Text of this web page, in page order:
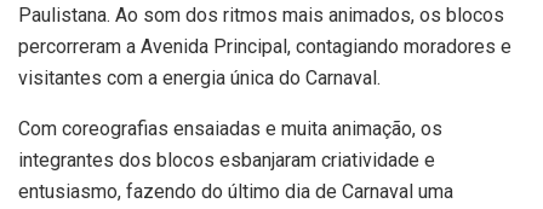
Paulistana. Ao som dos ritmos mais animados, os blocos
percorreram a Avenida Principal, contagiando moradores e
visitantes com a energia única do Carnaval.
Com coreografias ensaiadas e muita animação, os
integrantes dos blocos esbanjaram criatividade e
entusiasmo, fazendo do último dia de Carnaval uma